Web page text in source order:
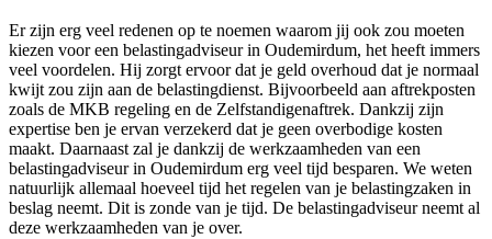
Er zijn erg veel redenen op te noemen waarom jij ook zou moeten
kiezen voor een belastingadviseur in Oudemirdum, het heeft immers
veel voordelen. Hij zorgt ervoor dat je geld overhoud dat je normaal
kwijt zou zijn aan de belastingdienst. Bijvoorbeeld aan aftrekposten
zoals de MKB regeling en de Zelfstandigenaftrek. Dankzij zijn
expertise ben je ervan verzekerd dat je geen overbodige kosten
maakt. Daarnaast zal je dankzij de werkzaamheden van een
belastingadviseur in Oudemirdum erg veel tijd besparen. We weten
natuurlijk allemaal hoeveel tijd het regelen van je belastingzaken in
beslag neemt. Dit is zonde van je tijd. De belastingadviseur neemt al
deze werkzaamheden van je over.